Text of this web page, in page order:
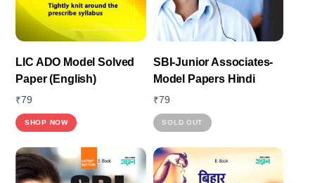
LIC ADO Model Solved
Paper (English)
₹79
SHOP NOW
SBI-Junior Associates-
Model Papers Hindi
₹79
SOLD OUT